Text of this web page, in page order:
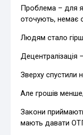
Проблема – для
оточують, немає
Людям стало
Децентралізація
Зверху спустили
Але грошів
Закони
мають давати